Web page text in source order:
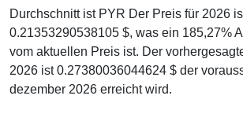
Durchschnitt ist PYR Der Preis für 2026
0.21353290538105 $, was ein 185,27%
vom aktuellen Preis ist. Der
2026 ist 0.27380036044624 $ der
dezember 2026 erreicht wird.